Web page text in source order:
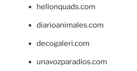
hellonquads.com
diarioanimales.com
decogaleri.com
unavozparadios.com